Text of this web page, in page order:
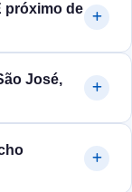
próximo de
José,